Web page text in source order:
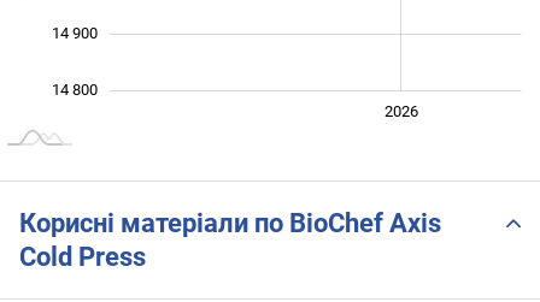
14 800
14 900
2026
Корисні матеріали по BioChef Axis
Cold Press